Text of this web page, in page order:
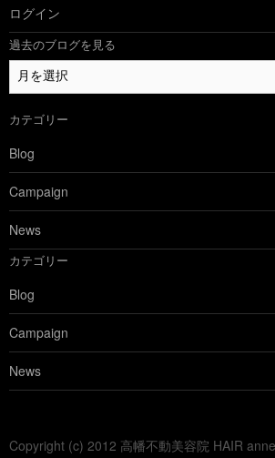
ログイン
過去のブログを見る
過
去
ブ
ロ
グ
を
見
る
カテゴリー
Blog
Campaign
News
カテゴリー
Blog
Campaign
News
Copyright (c) 2012 高幡不動美容院 HAIR